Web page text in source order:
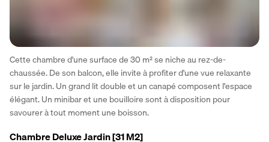
Cette chambre d'une surface de 30 m² se niche au rez-de-
chaussée. De son balcon, elle invite à profiter d'une vue relaxante
sur le jardin. Un grand lit double et un canapé composent l'espace
élégant. Un minibar et une bouilloire sont à disposition pour
savourer à tout moment une boisson.
Chambre Deluxe Jardin[31 M2]